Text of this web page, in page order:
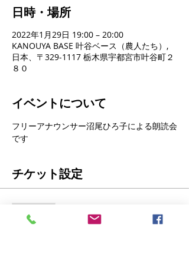
日時・場所
2022年1月29日 19:00 – 20:00
KANOUYA BASE 叶谷ベース（農人たち）,
日本、〒329-1117 栃木県宇都宮市叶谷町２
８０
イベントについて
フリーアナウンサー沼尾ひろ子による朗読会
です
チケット設定
チケットの種類